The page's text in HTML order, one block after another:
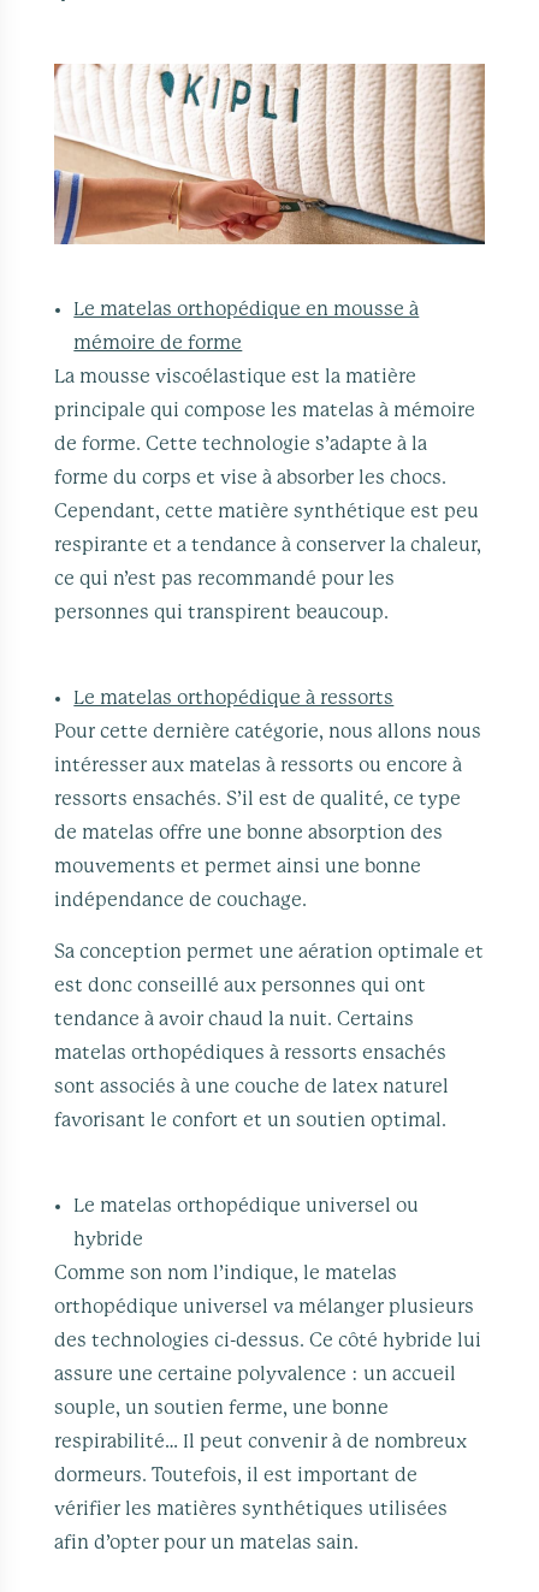
Le matelas orthopédique en mousse à
mémoire de forme
La mousse viscoélastique est la matière
principale qui compose les matelas à mémoire
de forme. Cette technologie s’adapte à la
forme du corps et vise à absorber les chocs.
Cependant, cette matière synthétique est peu
respirante et a tendance à conserver la chaleur,
ce qui n’est pas recommandé pour les
personnes qui transpirent beaucoup.
Le matelas orthopédique à ressorts
Pour cette dernière catégorie, nous allons nous
intéresser aux matelas à ressorts ou encore à
ressorts ensachés. S’il est de qualité, ce type
de matelas offre une bonne absorption des
mouvements et permet ainsi une bonne
indépendance de couchage.
Sa conception permet une aération optimale et
est donc conseillé aux personnes qui ont
tendance à avoir chaud la nuit. Certains
matelas orthopédiques à ressorts ensachés
sont associés à une couche de latex naturel
favorisant le confort et un soutien optimal.
Le matelas orthopédique universel ou
hybride
Comme son nom l’indique, le matelas
orthopédique universel va mélanger plusieurs
des technologies ci-dessus. Ce côté hybride lui
assure une certaine polyvalence : un accueil
souple, un soutien ferme, une bonne
respirabilité… Il peut convenir à de nombreux
dormeurs. Toutefois, il est important de
vérifier les matières synthétiques utilisées
afin d’opter pour un matelas sain.